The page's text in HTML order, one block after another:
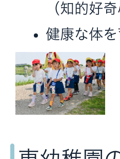
（知的好奇
健康な体